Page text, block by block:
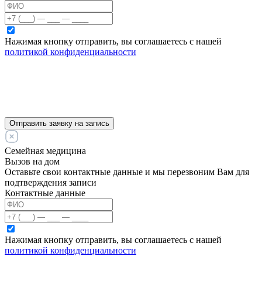
Нажимая кнопку отправить, вы соглашаетесь с нашей
политикой конфиденциальности
Отправить заявку на запись
Семейная медицина
Вызов на дом
Оставьте свои контактные данные и мы перезвоним Вам для
подтверждения записи
Контактные данные
Нажимая кнопку отправить, вы соглашаетесь с нашей
политикой конфиденциальности